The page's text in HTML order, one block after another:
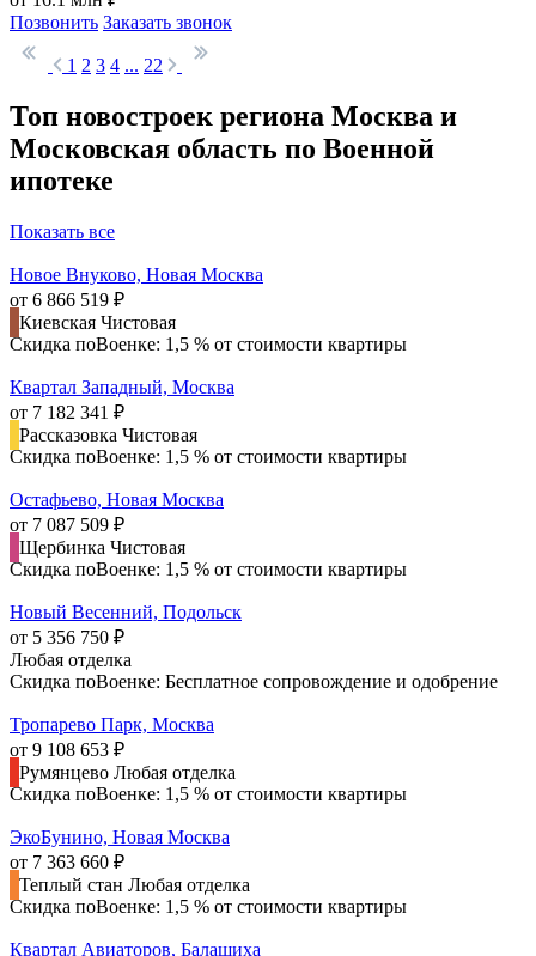
Позвонить Заказать звонок
1 2 3 4 ... 22
Топ новостроек региона Москва и
Московская область по Военной
ипотеке
Показать все
Новое Внуково, Новая Москва
от 6 866 519 ₽
Киевская Чистовая
Скидка поВоенке: 1,5 % от стоимости квартиры
Квартал Западный, Москва
от 7 182 341 ₽
Рассказовка Чистовая
Скидка поВоенке: 1,5 % от стоимости квартиры
Остафьево, Новая Москва
от 7 087 509 ₽
Щербинка Чистовая
Скидка поВоенке: 1,5 % от стоимости квартиры
Новый Весенний, Подольск
от 5 356 750 ₽
Любая отделка
Скидка поВоенке: Бесплатное сопровождение и одобрение
Тропарево Парк, Москва
от 9 108 653 ₽
Румянцево Любая отделка
Скидка поВоенке: 1,5 % от стоимости квартиры
ЭкоБунино, Новая Москва
от 7 363 660 ₽
Теплый стан Любая отделка
Скидка поВоенке: 1,5 % от стоимости квартиры
Квартал Авиаторов, Балашиха